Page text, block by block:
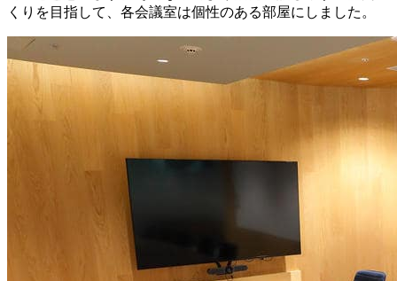
くりを目指して、各会議室は個性のある部屋にしました。